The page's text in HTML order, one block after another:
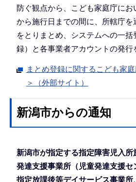
防ぐ観点から、こども家庭庁にお
から施行日までの間に、所轄庁を
をとりまとめ、システムへの一括
録）と各事業者アカウントの発行
まとめ登録に関するこども家
＞（外部サイト）
新潟市からの通知
新潟市が指定する指定障害児入所
発達支援事業所（児童発達支援セ
指定放課後等デイサービス事業所